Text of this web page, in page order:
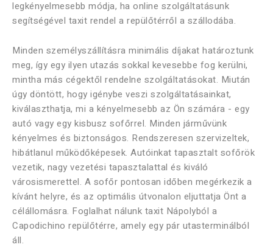
legkényelmesebb módja, ha online szolgáltatásunk
segítségével taxit rendel a repülőtérről a szállodába.
Minden személyszállításra minimális díjakat határoztunk
meg, így egy ilyen utazás sokkal kevesebbe fog kerülni,
mintha más cégektől rendelne szolgáltatásokat. Miután
úgy döntött, hogy igénybe veszi szolgáltatásainkat,
kiválaszthatja, mi a kényelmesebb az Ön számára - egy
autó vagy egy kisbusz sofőrrel. Minden járművünk
kényelmes és biztonságos. Rendszeresen szervizeltek,
hibátlanul működőképesek. Autóinkat tapasztalt sofőrök
vezetik, nagy vezetési tapasztalattal és kiváló
városismerettel. A sofőr pontosan időben megérkezik a
kívánt helyre, és az optimális útvonalon eljuttatja Önt a
célállomásra. Foglalhat nálunk taxit Nápolyból a
Capodichino repülőtérre, amely egy pár utasterminálból
áll.